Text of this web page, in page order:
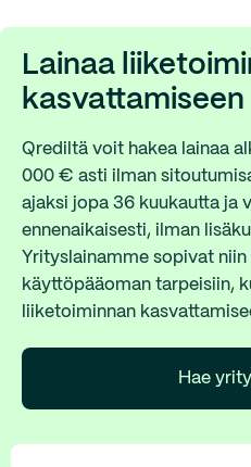
Lainaa
kasvattamiseen
Qrediltä voit hakea lainaa
000 € asti ilman
ajaksi jopa 36 kuukautta ja
ennenaikaisesti, ilman
Yrityslainamme sopivat niin
käyttöpääoman tarpeisiin,
liiketoiminnan
Hae